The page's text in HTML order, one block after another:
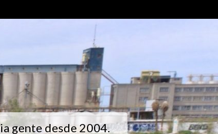
gente desde 2004.